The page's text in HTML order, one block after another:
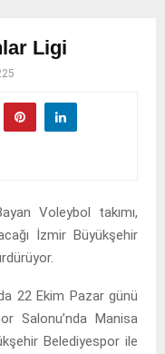
Ligi
Voleybol takımı,
İzmir Büyükşehir
22 Ekim Pazar günü
Salonu’nda Manisa
Belediyespor ile